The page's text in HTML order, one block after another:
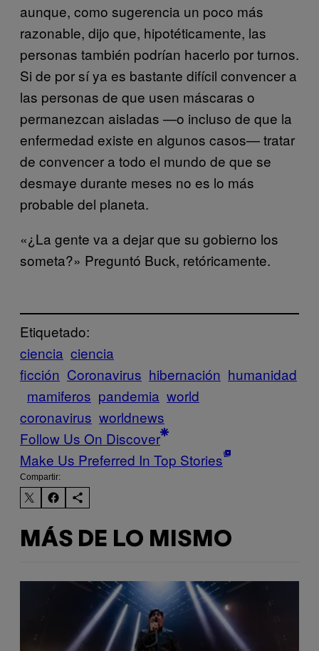
aunque, como sugerencia un poco más
razonable, dijo que, hipotéticamente, las
personas también podrían hacerlo por turnos.
Si de por sí ya es bastante difícil convencer a
las personas de que usen máscaras o
permanezcan aisladas —o incluso de que la
enfermedad existe en algunos casos— tratar
de convencer a todo el mundo de que se
desmaye durante meses no es lo más
probable del planeta.
«¿La gente va a dejar que su gobierno los
someta?» Preguntó Buck, retóricamente.
Etiquetado:
ciencia ciencia
ficción Coronavirus hibernación humanidad
mamiferos pandemia world
coronavirus worldnews
Follow Us On Discover
Make Us Preferred In Top Stories
Compartir:
MÁS DE LO MISMO